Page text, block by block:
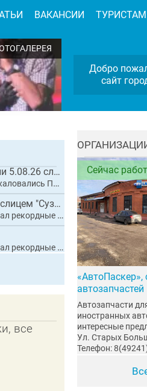
Почти месяц прошёл с момента приезда Народного фронта , яму заделали 5.08.26 сле...
разбитые дороги
Огурчик малосольный, с варёной картошечкой, укропом и сливочным маслицем "Суздал...
20 тысяч гостей
20 тысяч гостей
все
Сейчас
«АвтоПаскер»,
автозапчастей
Автозапчасти
иностранных
интересные
Ул. Старых
Телефон:
ВАКАНСИИ ТУРИСТАМ
Добро
сайт